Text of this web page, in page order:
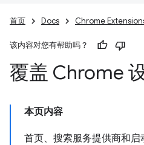
首页 Docs Chrome
该内容对您有帮助吗？
覆盖 Chrome
本页内容
首页、搜索服务提供商和启